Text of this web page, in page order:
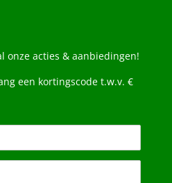
onze acties & aanbiedingen!
een kortingscode t.w.v. €